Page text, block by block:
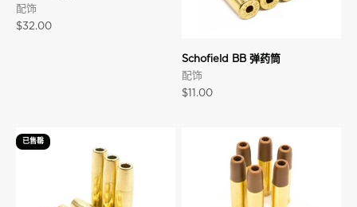
配饰
促销价格
$32.00
Schofield BB 弹药筒
配饰
促销价格
$11.00
已售罄